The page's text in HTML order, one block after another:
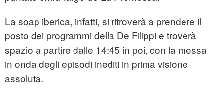
La soap iberica, infatti, si ritroverà a prendere il
posto dei programmi della De Filippi e troverà
spazio a partire dalle 14:45 in poi, con la messa
in onda degli episodi inediti in prima visione
assoluta.